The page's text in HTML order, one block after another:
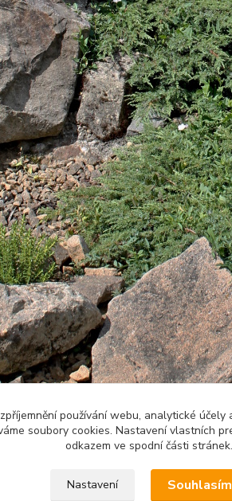
používání webu, analytické
soubory cookies. Nastavení vlastních
odkazem ve spodní části stránek.
Nastavení Souhlasím